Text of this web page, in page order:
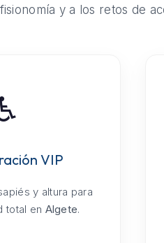
y a los retos de
VIP
y altura para
total en Algete.